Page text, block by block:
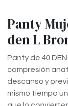
Panty
den L
Panty de 40
compresión
descanso y
mismo tiempo